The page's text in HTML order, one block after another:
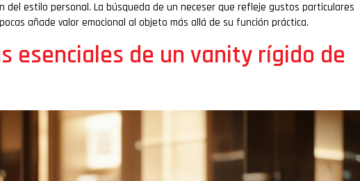
del estilo personal. La búsqueda de un neceser que refleje gustos particulares
añade valor emocional al objeto más allá de su función práctica.
esenciales de un vanity rígido de